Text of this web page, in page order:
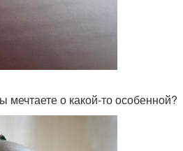
о какой-то особенной?